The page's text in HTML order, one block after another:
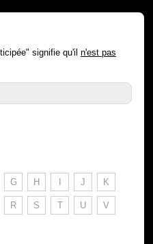
signifie qu'iln'est pas
G H I J K
R S T U V